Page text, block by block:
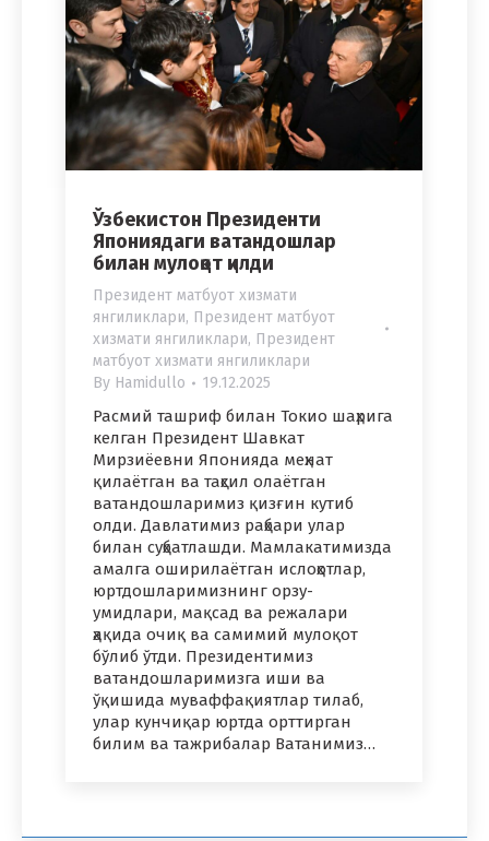
Ўзбекистон Президенти
Япониядаги ватандошлар
билан мулоқот қилди
Президент матбуот хизмати
янгиликлари, Президент матбуот
хизмати янгиликлари, Президент
матбуот хизмати янгиликлари
By Hamidullo 19.12.2025
Расмий ташриф билан Токио шаҳрига
келган Президент Шавкат
Мирзиёевни Японияда меҳнат
қилаётган ва таҳсил олаётган
ватандошларимиз қизғин кутиб
олди. Давлатимиз раҳбари улар
билан суҳбатлашди. Мамлакатимизда
амалга оширилаётган ислоҳотлар,
юртдошларимизнинг орзу-
умидлари, мақсад ва режалари
ҳақида очиқ ва самимий мулоқот
бўлиб ўтди. Президентимиз
ватандошларимизга иши ва
ўқишида муваффақиятлар тилаб,
улар кунчиқар юртда орттирган
билим ва тажрибалар Ватанимиз…